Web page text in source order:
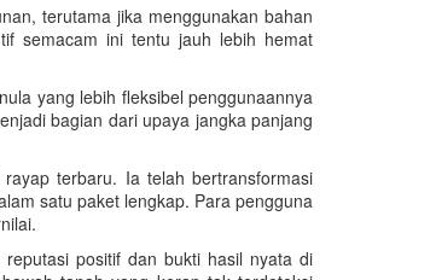
terutama jika menggunakan bahan
semacam ini tentu jauh lebih hemat
yang lebih fleksibel penggunaannya
bagian dari upaya jangka panjang
terbaru. Ia telah bertransformasi
satu paket lengkap. Para pengguna
positif dan bukti hasil nyata di